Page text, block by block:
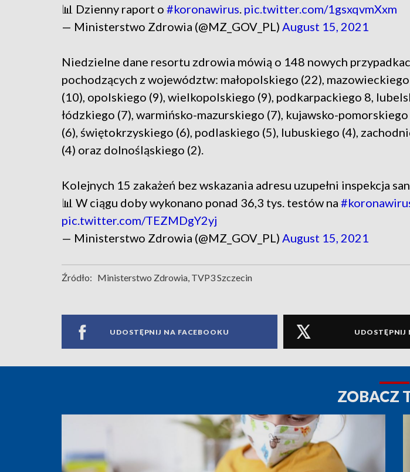
📊 Dzienny raport o #koronawirus. pic.twitter.com/1gsxqvmXxm
— Ministerstwo Zdrowia (@MZ_GOV_PL) August 15, 2021
Niedzielne dane resortu zdrowia mówią o 148 nowych
pochodzących z województw: małopolskiego (22),
(10), opolskiego (9), wielkopolskiego (9), podkarpackiego 8,
łódzkiego (7), warmińsko-mazurskiego (7), kujawsko-
(6), świętokrzyskiego (6), podlaskiego (5), lubuskiego (4),
(4) oraz dolnośląskiego (2).
Kolejnych 15 zakażeń bez wskazania adresu uzupełni inspekcja
📊 W ciągu doby wykonano ponad 36,3 tys. testów na
pic.twitter.com/TEZMDgY2yj
— Ministerstwo Zdrowia (@MZ_GOV_PL) August 15, 2021
Źródło: Ministerstwo Zdrowia, TVP3 Szczecin
UDOSTĘPNIJ NA FACEBOOKU UDOSTĘPNIJ
ZOBACZ